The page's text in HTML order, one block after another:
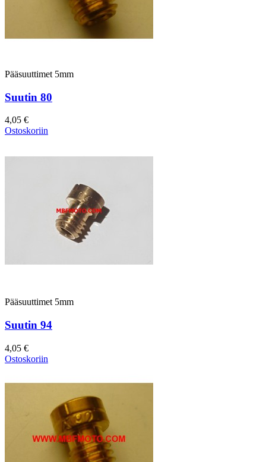
Pääsuuttimet 5mm
Suutin 80
4,05 €
Ostoskoriin
Pääsuuttimet 5mm
Suutin 94
4,05 €
Ostoskoriin